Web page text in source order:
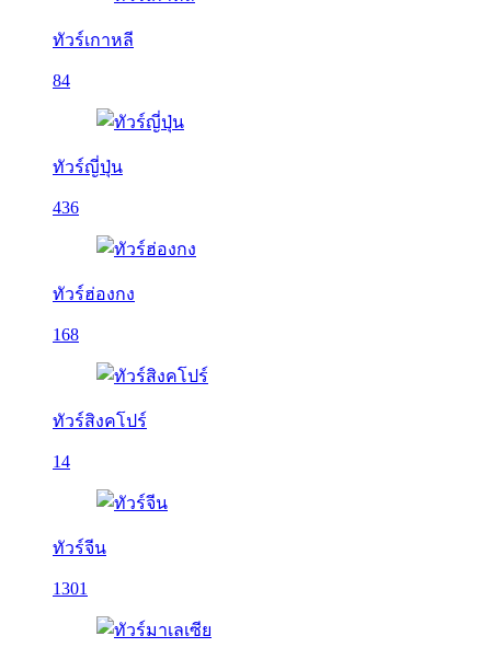
ทัวร์เกาหลี
84
ทัวร์ญี่ปุ่น
436
ทัวร์ฮ่องกง
168
ทัวร์สิงคโปร์
14
ทัวร์จีน
1301